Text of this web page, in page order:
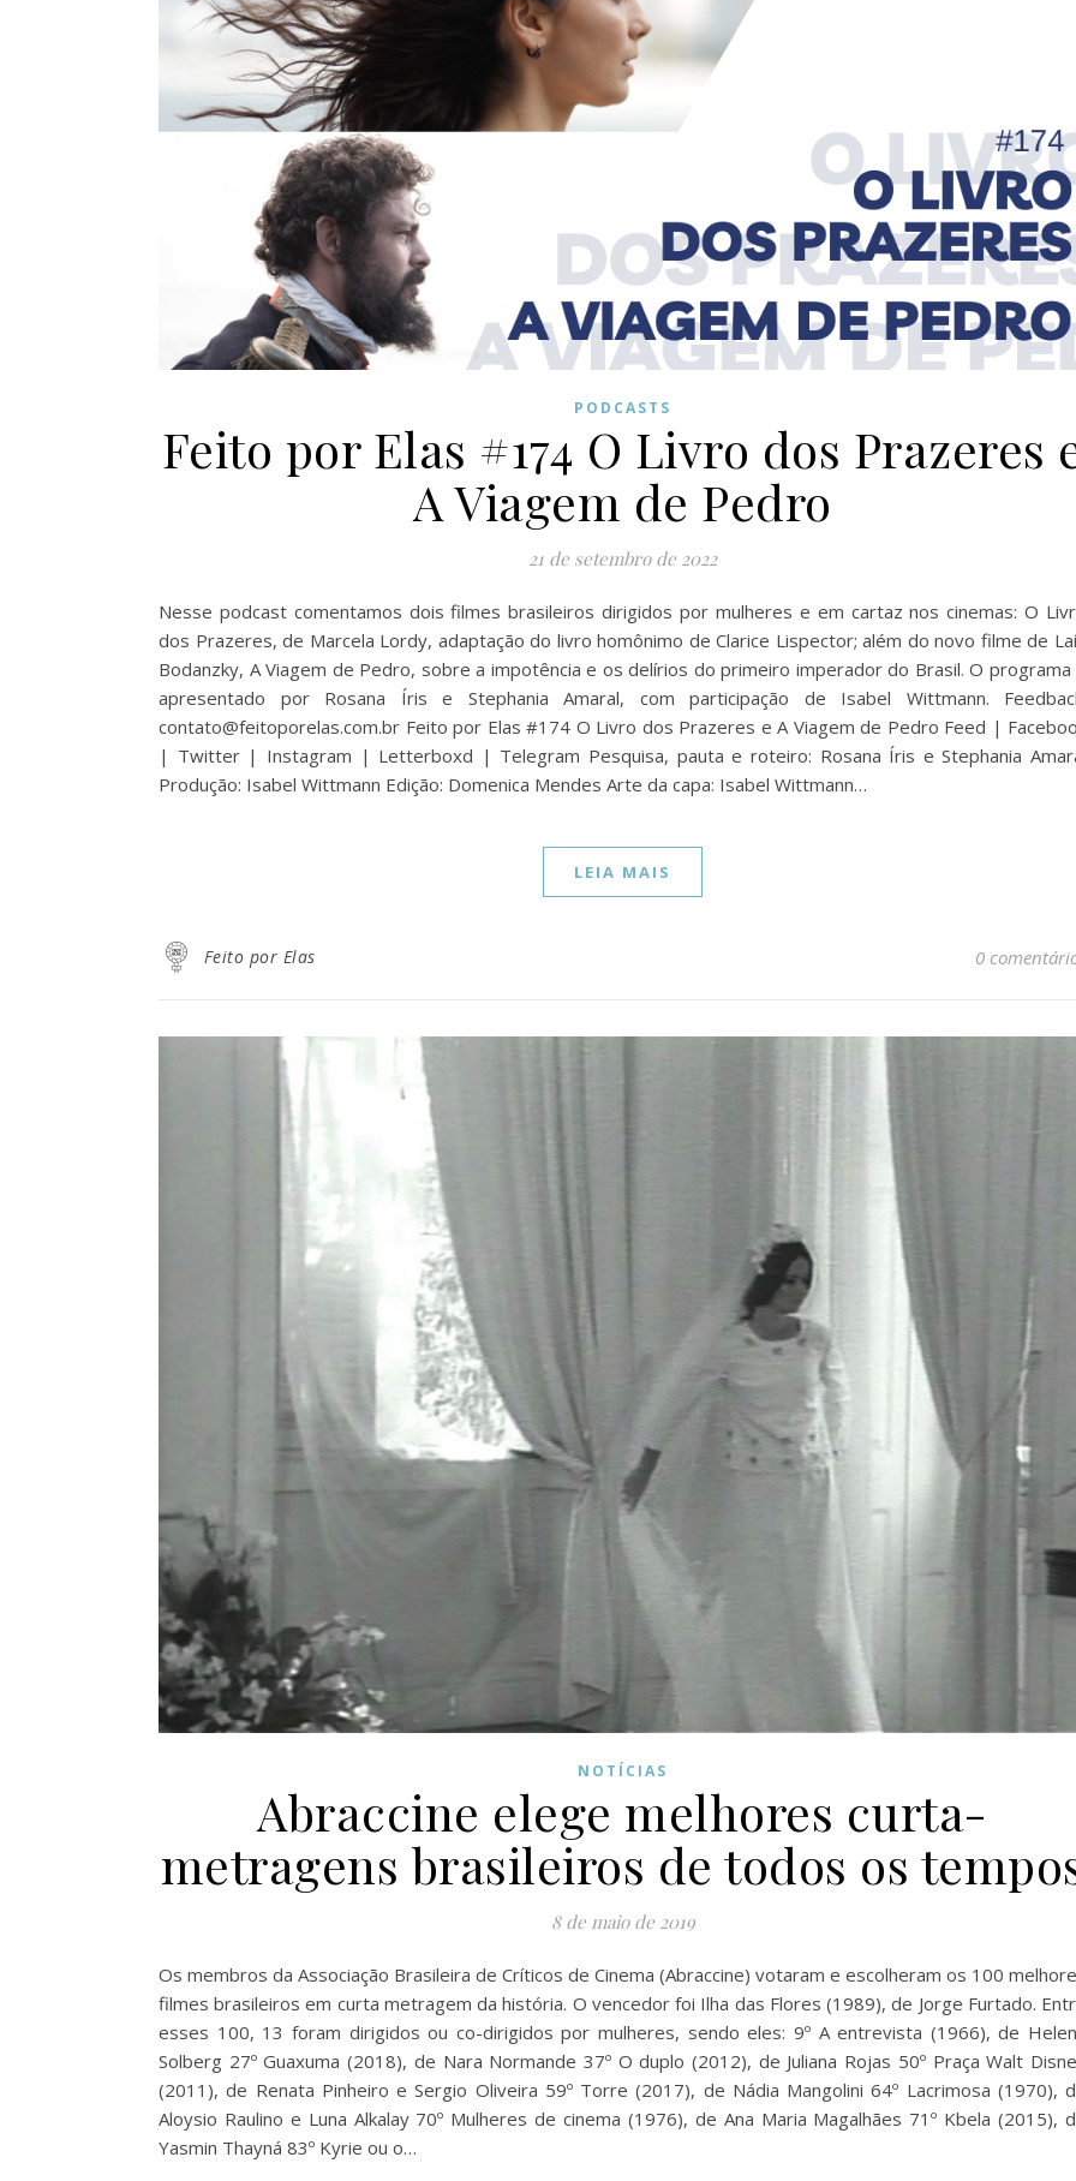
PODCASTS
Feito por Elas #174 O Livro dos Prazeres
A Viagem de Pedro
21 de setembro de 2022
Nesse podcast comentamos dois filmes brasileiros dirigidos por mulheres e em cartaz nos cinemas: O
dos Prazeres, de Marcela Lordy, adaptação do livro homônimo de Clarice Lispector; além do novo filme de
Bodanzky, A Viagem de Pedro, sobre a impotência e os delírios do primeiro imperador do Brasil. O programa
apresentado por Rosana Íris e Stephania Amaral, com participação de Isabel Wittmann.
contato@feitoporelas.com.br Feito por Elas #174 O Livro dos Prazeres e A Viagem de Pedro Feed |
| Twitter | Instagram | Letterboxd | Telegram Pesquisa, pauta e roteiro: Rosana Íris e Stephania
Produção: Isabel Wittmann Edição: Domenica Mendes Arte da capa: Isabel Wittmann…
LEIA MAIS
Feito por Elas 0
NOTÍCIAS
Abraccine elege melhores curta-
metragens brasileiros de todos os
8 de maio de 2019
Os membros da Associação Brasileira de Críticos de Cinema (Abraccine) votaram e escolheram os 100
filmes brasileiros em curta metragem da história. O vencedor foi Ilha das Flores (1989), de Jorge Furtado.
esses 100, 13 foram dirigidos ou co-dirigidos por mulheres, sendo eles: 9º A entrevista (1966), de
Solberg 27º Guaxuma (2018), de Nara Normande 37º O duplo (2012), de Juliana Rojas 50º Praça Walt
(2011), de Renata Pinheiro e Sergio Oliveira 59º Torre (2017), de Nádia Mangolini 64º Lacrimosa (1970),
Aloysio Raulino e Luna Alkalay 70º Mulheres de cinema (1976), de Ana Maria Magalhães 71º Kbela (2015),
Yasmin Thayná 83º Kyrie ou o…